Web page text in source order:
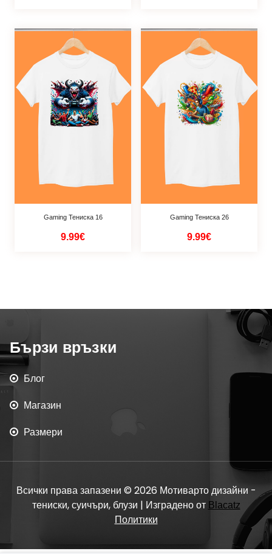
Gaming Тениска 16
9.99€
Gaming Тениска 26
9.99€
Бързи връзки
Блог
Магазин
Размери
Всички права запазени © 2026 Мотиварто дизайни -
тениски, суичъри, блузи | Изградено от Blacatz
Политики